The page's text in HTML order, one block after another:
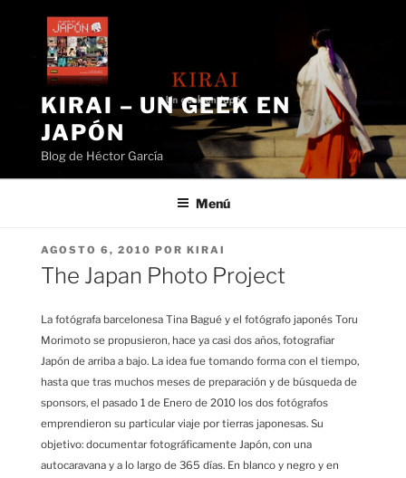
contenido
KIRAI – UN GEEK EN
JAPÓN
Blog de Héctor García
Menú
PUBLICADO
EL
AGOSTO 6, 2010 POR KIRAI
The Japan Photo Project
La fotógrafa barcelonesa Tina Bagué y el fotógrafo japonés Toru
Morimoto se propusieron, hace ya casi dos años, fotografiar
Japón de arriba a bajo. La idea fue tomando forma con el tiempo,
hasta que tras muchos meses de preparación y de búsqueda de
sponsors, el pasado 1 de Enero de 2010 los dos fotógrafos
emprendieron su particular viaje por tierras japonesas. Su
objetivo: documentar fotográficamente Japón, con una
autocaravana y a lo largo de 365 días. En blanco y negro y en